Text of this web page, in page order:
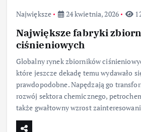
Największe 24 kwietnia, 2026
Największe fabryki
ciśnieniowych
Globalny rynek zbiorników
które jeszcze dekadę temu wydawało
prawdopodobne. Napędzają go
rozwój sektora chemicznego,
także gwałtowny wzrost